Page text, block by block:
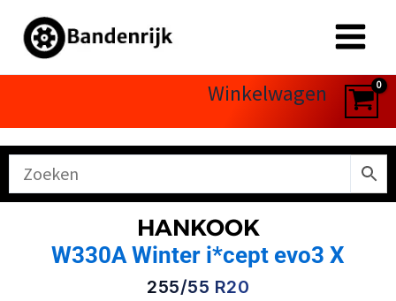
naar
Winkelwagen
HANKOOK
W330A Winter i*cept evo3 X
255/55 R20